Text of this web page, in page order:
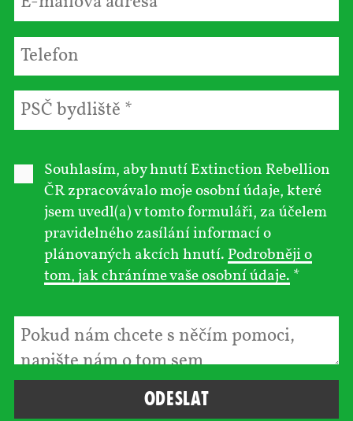
Souhlasím, aby hnutí Extinction Rebellion
ČR zpracovávalo moje osobní údaje, které
jsem uvedl(a) v tomto formuláři, za účelem
pravidelného zasílání informací o
plánovaných akcích hnutí. Podrobněji o
tom, jak chráníme vaše osobní údaje. *